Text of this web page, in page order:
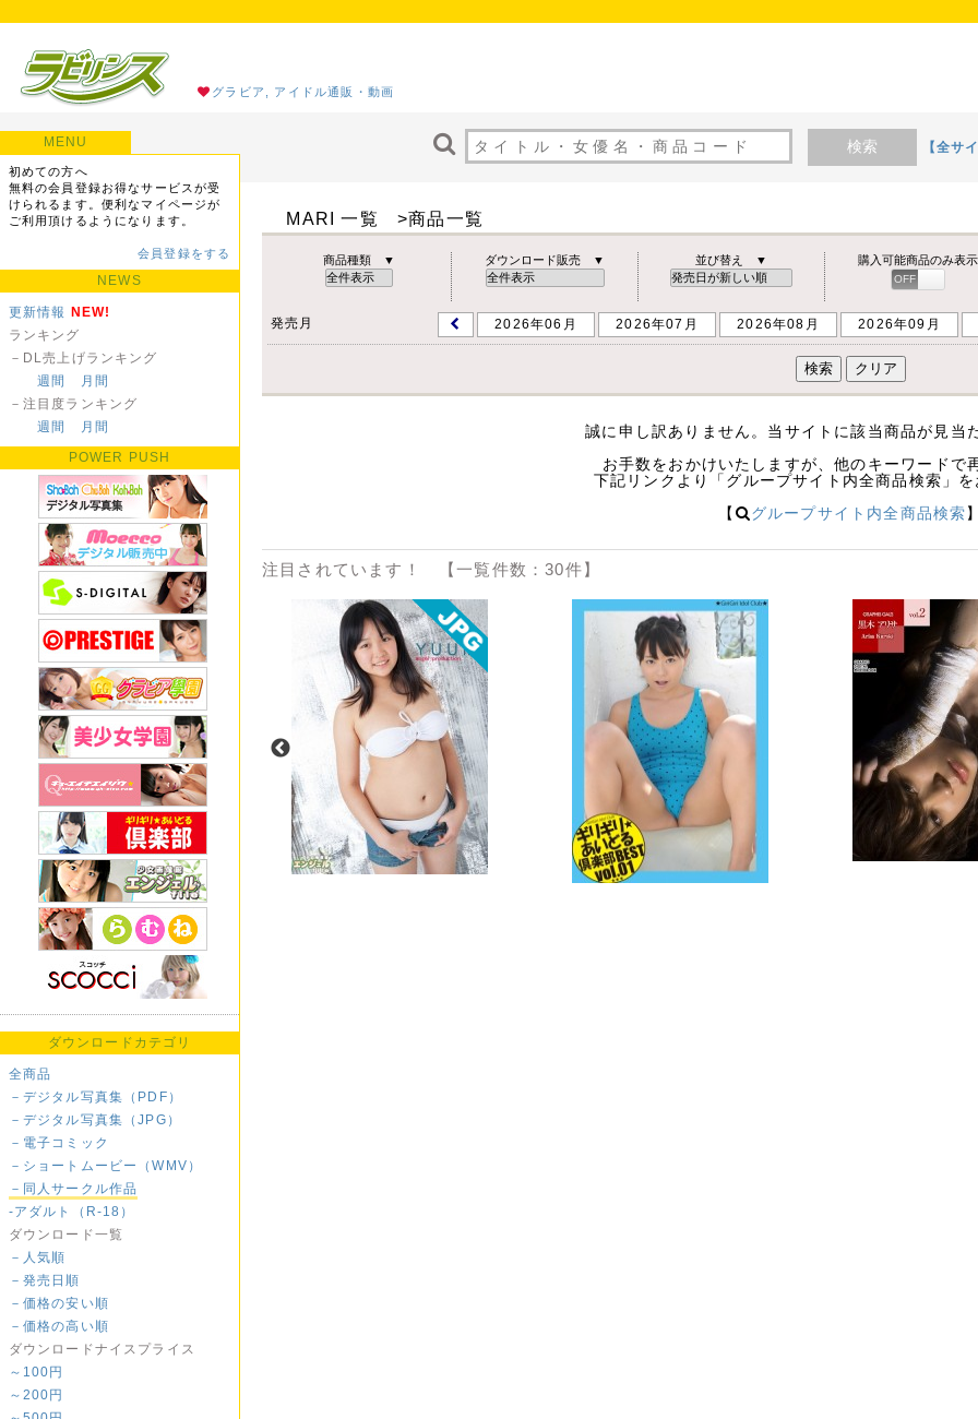
グラビア, アイドル通販・動画
検索 【全サ
MENU
初めての方へ
無料の会員登録お得なサービスが受
けられるます。便利なマイページが
ご利用頂けるようになります。
会員登録をする
NEWS
更新情報 NEW!
ランキング
－DL売上げランキング
週間
月間
－注目度ランキング
週間
月間
POWER PUSH
ダウンロードカテゴリ
全商品
－デジタル写真集（PDF）
－デジタル写真集（JPG）
－電子コミック
－ショートムービー（WMV）
－同人サークル作品
-アダルト（R-18）
ダウンロード一覧
－人気順
－発売日順
－価格の安い順
－価格の高い順
ダウンロードナイスプライス
～100円
～200円
MARI 一覧 >商品一覧
商品種類 ▼ ダウンロード販売 ▼ 並び替え ▼ 購入可能商品のみ表示
OFF
発売月 2026年06月 2026年07月 2026年08月 2026年09月
誠に申し訳ありません。当サイトに該当商品が見当
お手数をおかけいたしますが、他のキーワードで
下記リンクより「グループサイト内全商品検索」
【
グループサイト内全商品検索
注目されています！ 【一覧件数：30件】